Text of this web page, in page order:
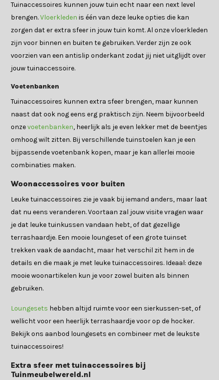
Tuinaccessoires kunnen jouw tuin echt naar een next level
brengen.Vloerkleden is één van deze leuke opties die kan
zorgen dat er extra sfeer in jouw tuin komt. Al onze vloerkleden
zijn voor binnen en buiten te gebruiken. Verder zijn ze ook
voorzien van een antislip onderkant zodat jij niet uitglijdt over
jouw tuinaccessoire.
Voetenbanken
Tuinaccessoires kunnen extra sfeer brengen, maar kunnen
naast dat ook nog eens erg praktisch zijn. Neem bijvoorbeeld
onzevoetenbanken, heerlijk als je even lekker met de beentjes
omhoog wilt zitten. Bij verschillende tuinstoelen kan je een
bijpassende voetenbank kopen, maar je kan allerlei mooie
combinaties maken.
Woonaccessoires voor buiten
Leuke tuinaccessoires zie je vaak bij iemand anders, maar laat
dat nu eens veranderen. Voortaan zal jouw visite vragen waar
je dat leuke tuinkussen vandaan hebt, of dat gezellige
terrashaardje. Een mooie loungeset of een grote tuinset
trekken vaak de aandacht, maar het verschil zit hem in de
details en die maak je met leuke tuinaccessoires. Ideaal: deze
mooie woonartikelen kun je voor zowel buiten als binnen
gebruiken.
Loungesets hebben altijd ruimte voor een sierkussen-set, of
wellicht voor een heerlijk terrashaardje voor op de hocker.
Bekijk ons aanbod loungesets en combineer met de leukste
tuinaccessoires!
Extra sfeer met tuinaccessoires bij
Tuinmeubelwereld.nl